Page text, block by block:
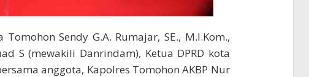
Sendy G.A. Rumajar, SE., M.I.Kom.,
S (mewakili Danrindam), Ketua DPRD kota
anggota, Kapolres Tomohon AKBP Nur